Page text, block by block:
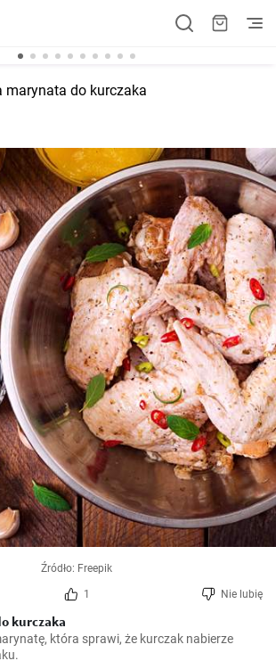
marynata do kurczaka
Źródło: Freepik
1 Nie lubię
kurczaka
która sprawi, że kurczak nabierze